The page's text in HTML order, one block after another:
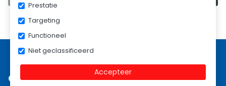
Gebruik maken van onze diensten?
Prestatie
Targeting
Functioneel
Niet geclassificeerd
Accepteer